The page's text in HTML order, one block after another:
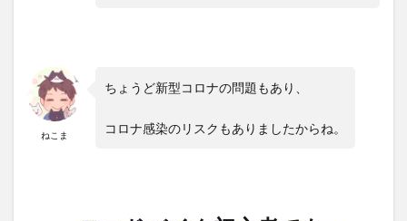
ねこま
ちょうど新型コロナの問題もあり、
コロナ感染のリスクもありましたからね。